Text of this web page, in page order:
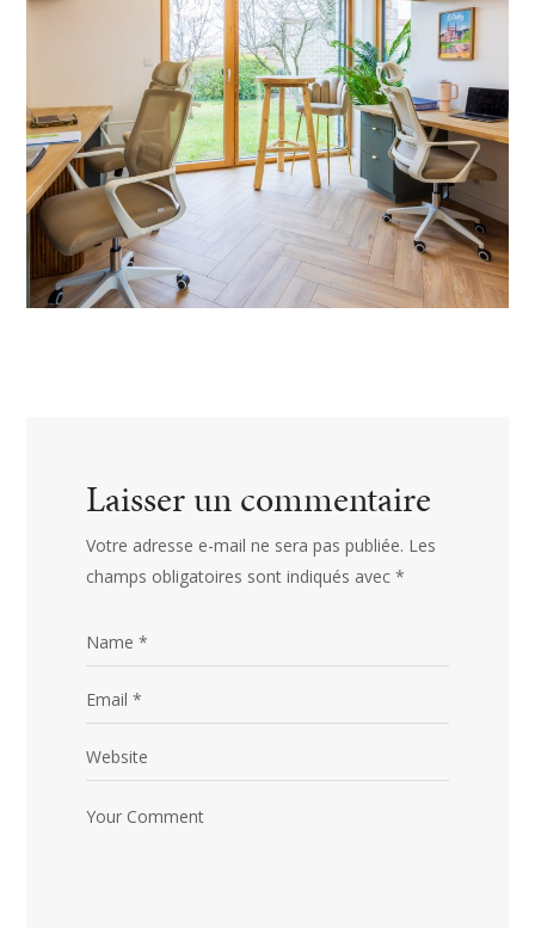
Laisser un commentaire
Votre adresse e-mail ne sera pas publiée. Les
champs obligatoires sont indiqués avec*